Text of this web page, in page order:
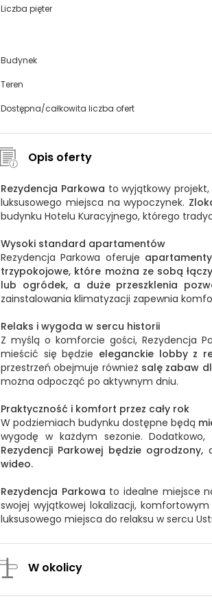
Liczba pięter
Budynek
Teren
Dostępna/całkowita liczba ofert
Opis oferty
Rezydencja Parkowa to wyjątkowy
luksusowego miejsca na wypoczynek.
budynku Hotelu Kuracyjnego, którego
Wysoki standard apartamentów
Rezydencja Parkowa oferuje
trzypokojowe, które można ze sobą
lub ogródek, a duże przeszklenia
zainstalowania klimatyzacji zapewnia
Relaks i wygoda w sercu historii
Z myślą o komforcie gości, Rezydencja
mieścić się będzie eleganckie lobby z
przestrzeń obejmuje również salę zabaw
można odpocząć po aktywnym dniu.
Praktyczność i komfort przez cały rok
W podziemiach budynku dostępne będą
wygodę w każdym sezonie.
Rezydencji Parkowej będzie ogrodzony,
wideo.
Rezydencja Parkowa to idealne miejsce
swojej wyjątkowej lokalizacji,
luksusowego miejsca do relaksu w sercu
W okolicy